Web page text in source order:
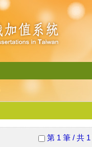
第 1 筆 / 共